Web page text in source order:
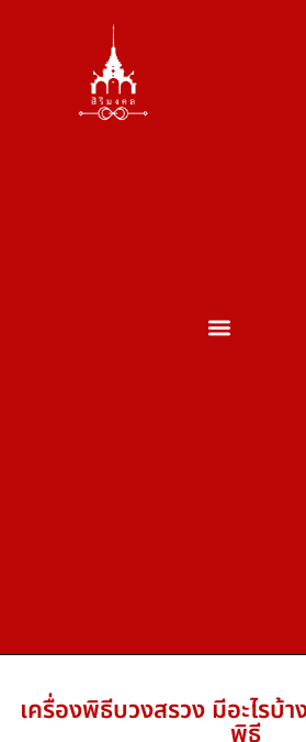
เครื่องพิธีบวงสรวง มีอะไรบ้า